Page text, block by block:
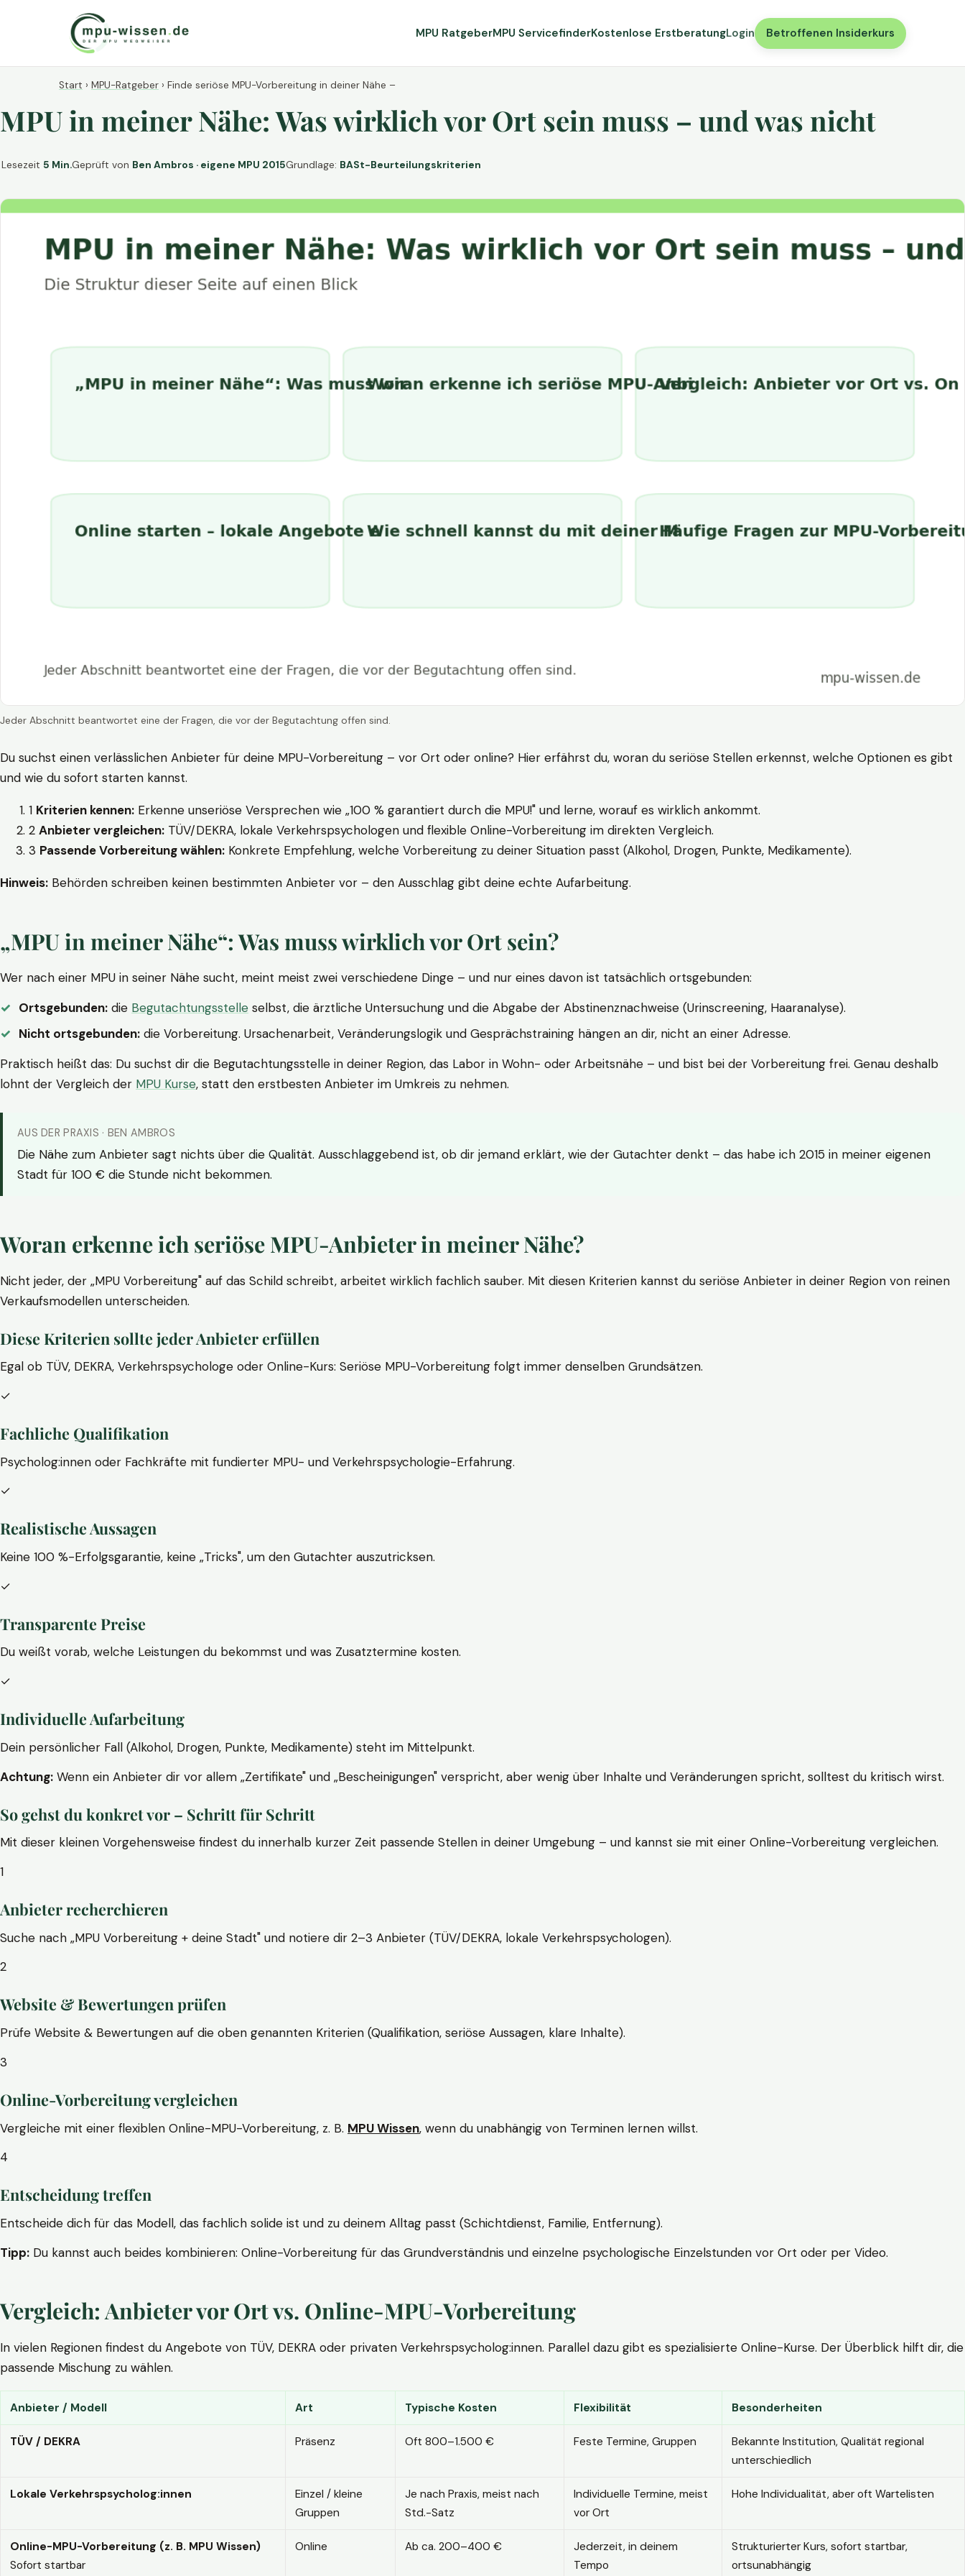
MPU RatgeberMPU ServicefinderKostenlose ErstberatungLogin Betroffenen Insiderkurs
Start › MPU-Ratgeber › Finde seriöse MPU-Vorbereitung in deiner Nähe –
MPU in meiner Nähe: Was wirklich vor Ort sein muss – und was nicht
Lesezeit 5 Min.Geprüft von Ben Ambros · eigene MPU 2015Grundlage: BASt-Beurteilungskriterien
Jeder Abschnitt beantwortet eine der Fragen, die vor der Begutachtung offen sind.
Du suchst einen verlässlichen Anbieter für deine MPU-Vorbereitung – vor Ort oder online? Hier erfährst du, woran du seriöse Stellen erkennst, welche Optionen es gibt
und wie du sofort starten kannst.
1 Kriterien kennen: Erkenne unseriöse Versprechen wie „100 % garantiert durch die MPU!" und lerne, worauf es wirklich ankommt.
2 Anbieter vergleichen: TÜV/DEKRA, lokale Verkehrspsychologen und flexible Online-Vorbereitung im direkten Vergleich.
3 Passende Vorbereitung wählen: Konkrete Empfehlung, welche Vorbereitung zu deiner Situation passt (Alkohol, Drogen, Punkte, Medikamente).
Hinweis: Behörden schreiben keinen bestimmten Anbieter vor – den Ausschlag gibt deine echte Aufarbeitung.
„MPU in meiner Nähe“: Was muss wirklich vor Ort sein?
Wer nach einer MPU in seiner Nähe sucht, meint meist zwei verschiedene Dinge – und nur eines davon ist tatsächlich ortsgebunden:
Ortsgebunden: die Begutachtungsstelle selbst, die ärztliche Untersuchung und die Abgabe der Abstinenznachweise (Urinscreening, Haaranalyse).
Nicht ortsgebunden: die Vorbereitung. Ursachenarbeit, Veränderungslogik und Gesprächstraining hängen an dir, nicht an einer Adresse.
Praktisch heißt das: Du suchst dir die Begutachtungsstelle in deiner Region, das Labor in Wohn- oder Arbeitsnähe – und bist bei der Vorbereitung frei. Genau deshalb
lohnt der Vergleich der MPU Kurse, statt den erstbesten Anbieter im Umkreis zu nehmen.
AUS DER PRAXIS · BEN AMBROS
Die Nähe zum Anbieter sagt nichts über die Qualität. Ausschlaggebend ist, ob dir jemand erklärt, wie der Gutachter denkt – das habe ich 2015 in meiner eigenen
Stadt für 100 € die Stunde nicht bekommen.
Woran erkenne ich seriöse MPU-Anbieter in meiner Nähe?
Nicht jeder, der „MPU Vorbereitung" auf das Schild schreibt, arbeitet wirklich fachlich sauber. Mit diesen Kriterien kannst du seriöse Anbieter in deiner Region von reinen
Verkaufsmodellen unterscheiden.
Diese Kriterien sollte jeder Anbieter erfüllen
Egal ob TÜV, DEKRA, Verkehrspsychologe oder Online-Kurs: Seriöse MPU-Vorbereitung folgt immer denselben Grundsätzen.
✓
Fachliche Qualifikation
Psycholog:innen oder Fachkräfte mit fundierter MPU- und Verkehrspsychologie-Erfahrung.
✓
Realistische Aussagen
Keine 100 %-Erfolgsgarantie, keine „Tricks", um den Gutachter auszutricksen.
✓
Transparente Preise
Du weißt vorab, welche Leistungen du bekommst und was Zusatztermine kosten.
✓
Individuelle Aufarbeitung
Dein persönlicher Fall (Alkohol, Drogen, Punkte, Medikamente) steht im Mittelpunkt.
Achtung: Wenn ein Anbieter dir vor allem „Zertifikate" und „Bescheinigungen" verspricht, aber wenig über Inhalte und Veränderungen spricht, solltest du kritisch wirst.
So gehst du konkret vor – Schritt für Schritt
Mit dieser kleinen Vorgehensweise findest du innerhalb kurzer Zeit passende Stellen in deiner Umgebung – und kannst sie mit einer Online-Vorbereitung vergleichen.
1
Anbieter recherchieren
Suche nach „MPU Vorbereitung + deine Stadt" und notiere dir 2–3 Anbieter (TÜV/DEKRA, lokale Verkehrspsychologen).
2
Website & Bewertungen prüfen
Prüfe Website & Bewertungen auf die oben genannten Kriterien (Qualifikation, seriöse Aussagen, klare Inhalte).
3
Online-Vorbereitung vergleichen
Vergleiche mit einer flexiblen Online-MPU-Vorbereitung, z. B. MPU Wissen, wenn du unabhängig von Terminen lernen willst.
4
Entscheidung treffen
Entscheide dich für das Modell, das fachlich solide ist und zu deinem Alltag passt (Schichtdienst, Familie, Entfernung).
Tipp: Du kannst auch beides kombinieren: Online-Vorbereitung für das Grundverständnis und einzelne psychologische Einzelstunden vor Ort oder per Video.
Vergleich: Anbieter vor Ort vs. Online-MPU-Vorbereitung
In vielen Regionen findest du Angebote von TÜV, DEKRA oder privaten Verkehrspsycholog:innen. Parallel dazu gibt es spezialisierte Online-Kurse. Der Überblick hilft dir, die
passende Mischung zu wählen.
Anbieter / Modell Art Typische Kosten Flexibilität Besonderheiten
TÜV / DEKRA Präsenz Oft 800–1.500 € Feste Termine, Gruppen
Bekannte Institution, Qualität regional
unterschiedlich
Lokale Verkehrspsycholog:innen
Einzel / kleine
Gruppen
Je nach Praxis, meist nach
Std.-Satz
Individuelle Termine, meist
vor Ort
Hohe Individualität, aber oft Wartelisten
Online-MPU-Vorbereitung (z. B. MPU Wissen)
Sofort startbar
Online Ab ca. 200–400 €
Jederzeit, in deinem
Tempo
Strukturierter Kurs, sofort startbar,
ortsunabhängig